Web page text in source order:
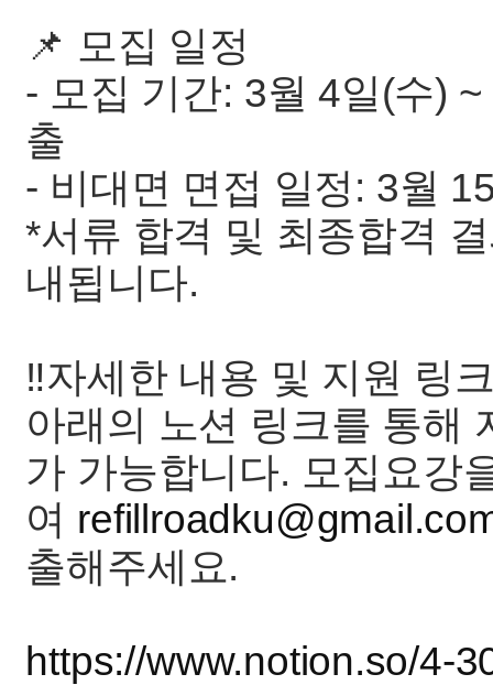
📌 모집 일정
- 모집 기간: 3월 4일(수)
출
- 비대면 면접 일정: 3월
*서류 합격 및 최종합격
내됩니다.
‼️자세한 내용 및 지원 링
아래의 노션 링크를 통해
가 가능합니다. 모집요강
여
출해주세요.
https://www.notion.so/4-